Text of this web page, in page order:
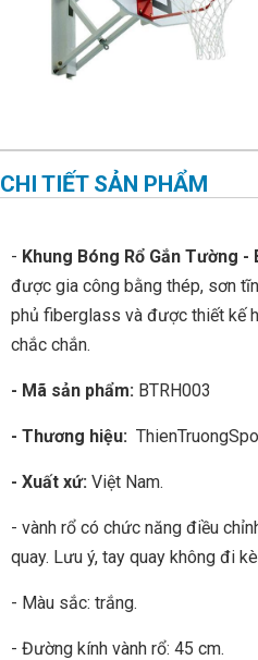
CỎ NHÂN TẠO
CHI TIẾT SẢN PHẨM
- Khung Bóng Rổ Gắn Tường -
được gia công bằng thép, sơn
phủ fiberglass và được thiết kế
chắc chắn.
- Mã sản phẩm: BTRH003
- Thương hiệu:
- Xuất xứ: Việt Nam.
- vành rổ có chức năng điều
quay. Lưu ý, tay quay không đi
- Màu sắc: trắng.
- Đường kính vành rổ: 45 cm.